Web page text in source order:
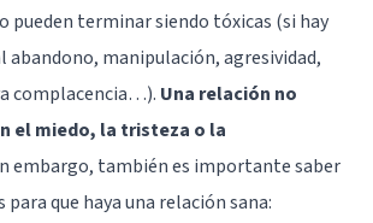
pueden terminar siendo tóxicas (si hay
abandono, manipulación, agresividad,
complacencia…). Una relación no
el miedo, la tristeza o la
embargo, también es importante saber
para que haya una relación sana: